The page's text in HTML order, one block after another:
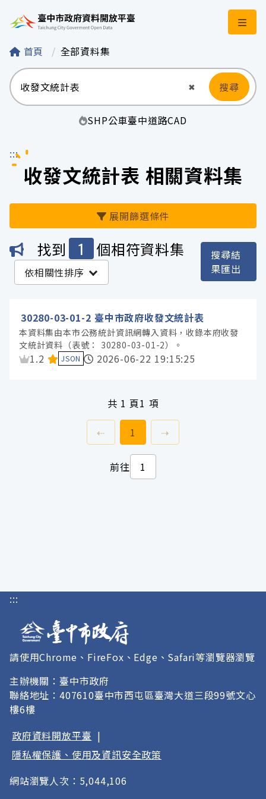
臺中市政府資料開
首頁 全部資料集
✖ 清空輸入
搜尋
SHP公車臺中道路CAD
:::
收發文統計表 相關資料集
展開篩選條件
機關
服務分類
格式
找到 1 個相符資料集
依相關性排序
搜尋結
果匯出
30280-03-01-2 臺中市政府收發文統計表
本資料集由本市公務統計資訊網轉入資料，收錄本府收發
文統計資料（表號： 30280-03-01-2）。
資料集評分：
1.2 JSON 2026-06-22 19:15:25
共 1 頁1 項
⇠ 上一頁前往
1 ⇢下一頁
前往
:::
請使用Chrome、FireFox、Edge、Safari等瀏覽器瀏覽
主辦機關：臺中市政府
聯絡地址：407610臺中市西屯區臺灣大道三段99號文心
樓6樓
政府資料開放平臺 |
隱私權保護、使用及資訊安全政策
網站瀏覽人次：5,044,106